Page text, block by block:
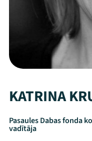
KATRINA
Pasaules Dabas fonda
vadītāja